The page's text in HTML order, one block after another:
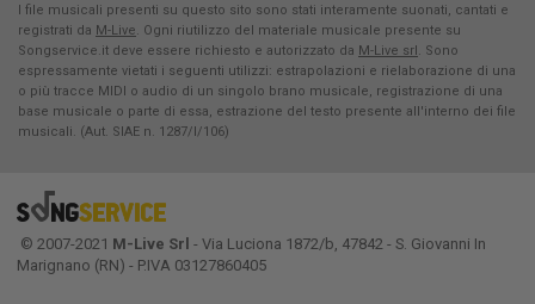
I file musicali presenti su questo sito sono stati interamente suonati, cantati e
registrati da M-Live. Ogni riutilizzo del materiale musicale presente su
Songservice.it deve essere richiesto e autorizzato da M-Live srl. Sono
espressamente vietati i seguenti utilizzi: estrapolazioni e rielaborazione di una
o più tracce MIDI o audio di un singolo brano musicale, registrazione di una
base musicale o parte di essa, estrazione del testo presente all'interno dei file
musicali. (Aut. SIAE n. 1287/I/106)
© 2007-2021 M-Live Srl - Via Luciona 1872/b, 47842 - S. Giovanni In
Marignano (RN) - P.IVA 03127860405